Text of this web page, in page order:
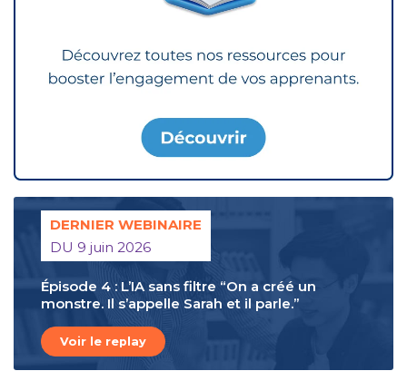
DERNIER WEBINAIRE
DU 9 juin 2026
Épisode 4 : L’IA sans filtre “On a créé un
monstre. Il s’appelle Sarah et il parle.”
Voir le replay